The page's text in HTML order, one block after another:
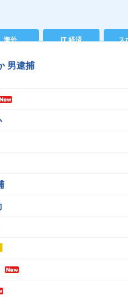
海外 IT 経済 ス
男逮捕